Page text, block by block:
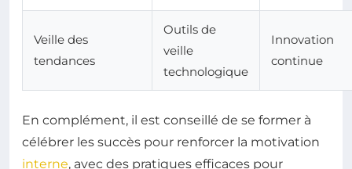
Veille des
tendances
Outils de
veille
technologique
Innovation
continue
En complément, il est conseillé de se former à
célébrer les succès pour renforcer la motivation
interne, avec des pratiques efficaces pour